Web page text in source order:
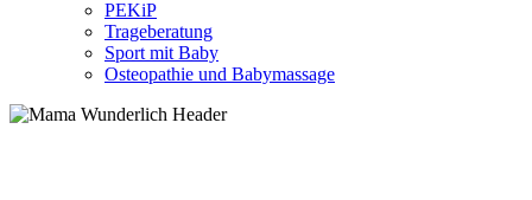
PEKiP
Trageberatung
Sport mit Baby
Osteopathie und Babymassage